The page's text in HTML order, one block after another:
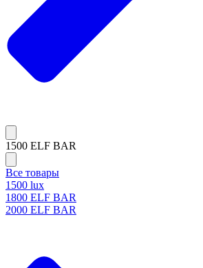
1500 ELF BAR
Все товары
1500 lux
1800 ELF BAR
2000 ELF BAR